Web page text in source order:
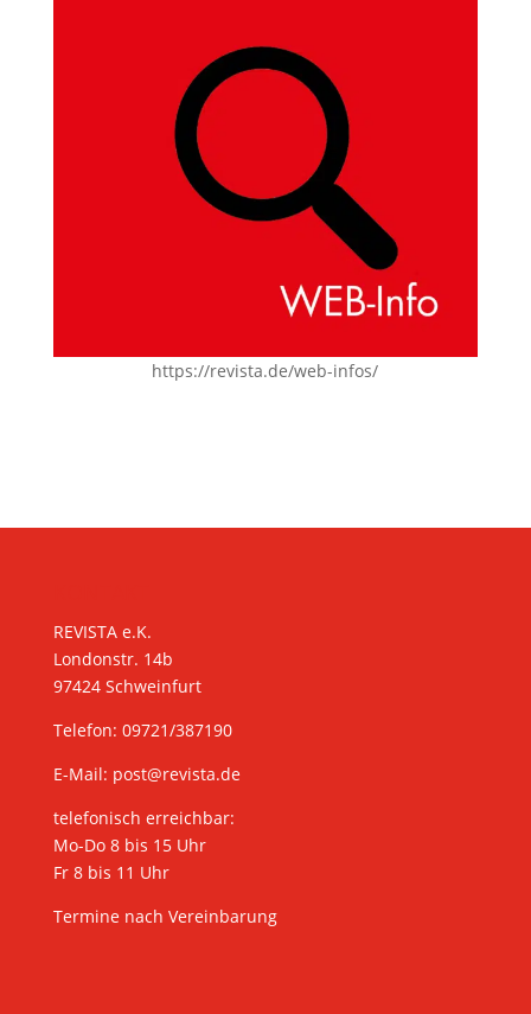
https://revista.de/web-infos/
REVISTA e.K.
Londonstr. 14b
97424 Schweinfurt
Telefon: 09721/387190
E-Mail: post@revista.de
telefonisch erreichbar:
Mo-Do 8 bis 15 Uhr
Fr 8 bis 11 Uhr
Termine nach Vereinbarung